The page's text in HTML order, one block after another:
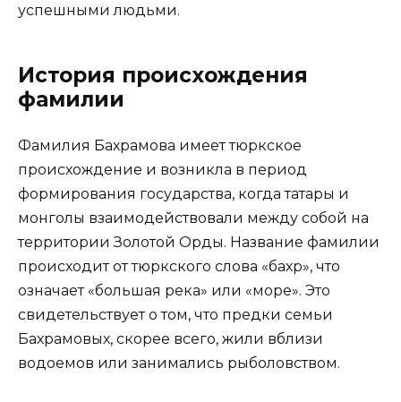
успешными людьми.
История происхождения
фамилии
Фамилия Бахрамова имеет тюркское
происхождение и возникла в период
формирования государства, когда татары и
монголы взаимодействовали между собой на
территории Золотой Орды. Название фамилии
происходит от тюркского слова «бахр», что
означает «большая река» или «море». Это
свидетельствует о том, что предки семьи
Бахрамовых, скорее всего, жили вблизи
водоемов или занимались рыболовством.